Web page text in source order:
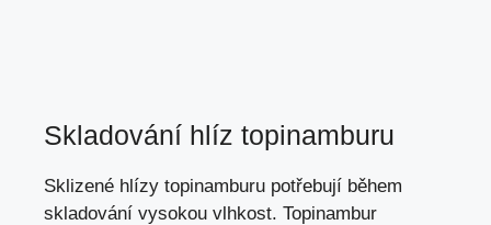
Skladování hlíz topinamburu
Sklizené hlízy topinamburu potřebují během
skladování vysokou vlhkost. Topinambur